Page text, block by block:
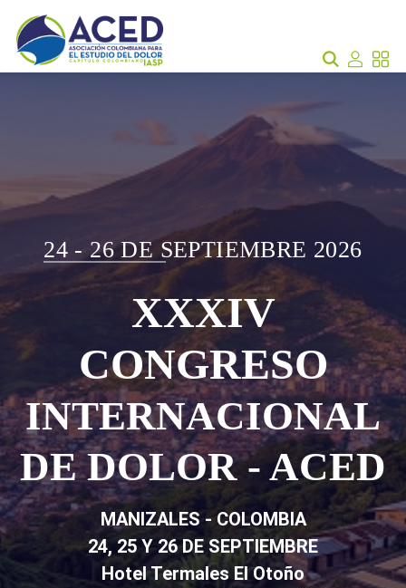
24 - 26 DE SEPTIEMBRE 2026
XXXIV
CONGRESO
INTERNACIONAL
DE DOLOR - ACED
MANIZALES - COLOMBIA
24, 25 Y 26 DE SEPTIEMBRE
Hotel Termales El Otoño